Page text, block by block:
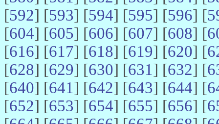
[592] [593] [594] [595] [596] [
[604] [605] [606] [607] [608] [
[616] [617] [618] [619] [620] [
[628] [629] [630] [631] [632] [
[640] [641] [642] [643] [644] [
[652] [653] [654] [655] [656] [